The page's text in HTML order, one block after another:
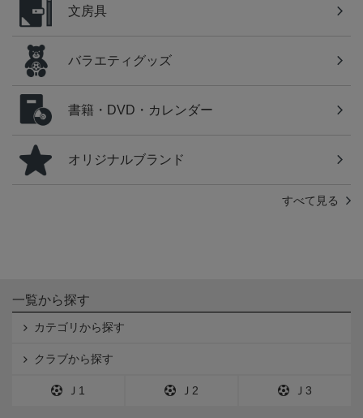
文房具
バラエティグッズ
書籍・DVD・カレンダー
オリジナルブランド
すべて見る
一覧から探す
カテゴリから探す
クラブから探す
Ｊ1 Ｊ2 Ｊ3